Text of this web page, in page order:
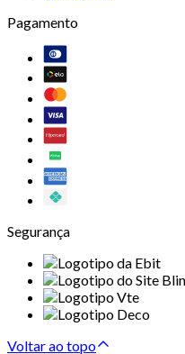
Pagamento
Segurança
Voltar ao topo